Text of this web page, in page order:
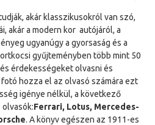
akár klasszikusokról van szó,
akár a modern kor autójáról, a
ugyanúgy a gyorsaság és a
gyűjteményben több mint 50
érdekességeket olvasni és
hozza el az olvasó számára ezt
igénye nélkül, a következő
Ferrari, Lotus, Mercedes-
. A könyv egészen az 1911-es